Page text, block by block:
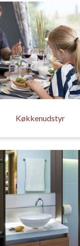
Køkkenudstyr